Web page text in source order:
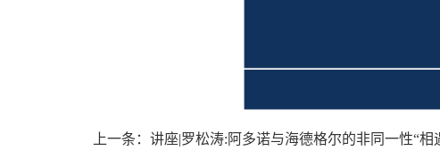
上一条：讲座|罗松涛:阿多诺与海德格尔的非同一性“相